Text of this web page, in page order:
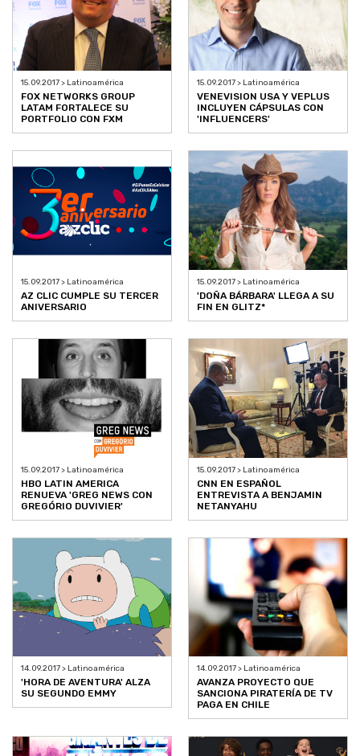
15.09.2017 > Latinoamérica
FOX NETWORKS GROUP
LATAM FORTALECE SU
PORTFOLIO CON FXM
15.09.2017 > Latinoamérica
VENEVISION USA Y VEPLUS
INCLUYEN CÁPSULAS CON
'INFLUENCERS'
15.09.2017 > Latinoamérica
AZ CLIC CUMPLE SU TERCER
ANIVERSARIO
15.09.2017 > Latinoamérica
'DOÑA BÁRBARA' LLEGA A SU
FIN EN GLITZ*
15.09.2017 > Latinoamérica
HBO LATIN AMERICA
RENUEVA 'GREG NEWS CON
GREGÓRIO DUVIVIER'
15.09.2017 > Latinoamérica
CNN EN ESPAÑOL
ENTREVISTA A BENJAMIN
NETANYAHU
14.09.2017 > Latinoamérica
'HORA DE AVENTURA' ALZA
SU SEGUNDO EMMY
14.09.2017 > Latinoamérica
AVANZA PROYECTO QUE
SANCIONA PIRATERÍA DE TV
PAGA EN CHILE